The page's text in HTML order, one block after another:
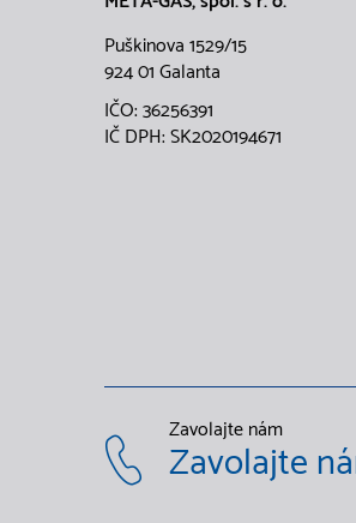
Puškinova 1529/15
924 01 Galanta
IČO: 36256391
IČ DPH: SK2020194671
Zavolajte nám
Zavolajte